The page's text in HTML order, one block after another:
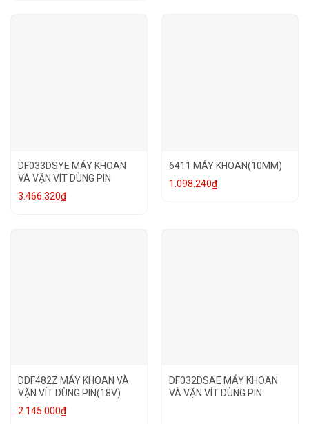
DF033DSYE MÁY KHOAN
VÀ VẶN VÍT DÙNG PIN
3.466.320₫
6411 MÁY KHOAN(10MM)
1.098.240₫
DDF482Z MÁY KHOAN VÀ
VẶN VÍT DÙNG PIN(18V)
2.145.000₫
DF032DSAE MÁY KHOAN
VÀ VẶN VÍT DÙNG PIN